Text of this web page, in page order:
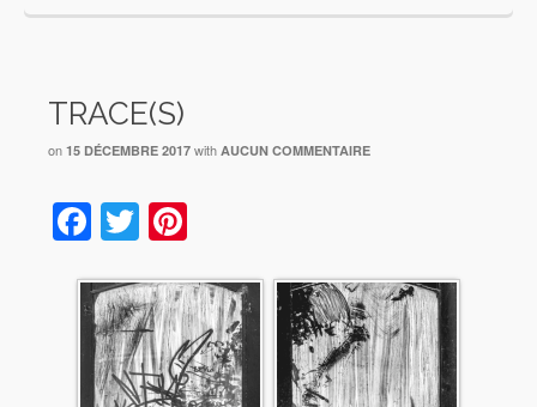
TRACE(S)
on 15 DÉCEMBRE 2017 with AUCUN COMMENTAIRE
Facebook
Twitter